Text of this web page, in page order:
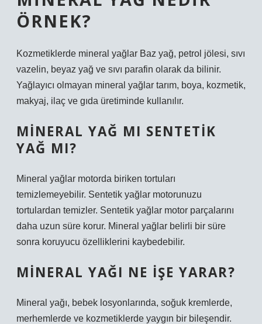
ÖRNEK?
Kozmetiklerde mineral yağlar Baz yağ, petrol jölesi, sıvı
vazelin, beyaz yağ ve sıvı parafin olarak da bilinir.
Yağlayıcı olmayan mineral yağlar tarım, boya, kozmetik,
makyaj, ilaç ve gıda üretiminde kullanılır.
MINERAL YAĞ MI SENTETIK
YAĞ MI?
Mineral yağlar motorda biriken tortuları
temizlemeyebilir. Sentetik yağlar motorunuzu
tortulardan temizler. Sentetik yağlar motor parçalarını
daha uzun süre korur. Mineral yağlar belirli bir süre
sonra koruyucu özelliklerini kaybedebilir.
MINERAL YAĞI NE IŞE YARAR?
Mineral yağı, bebek losyonlarında, soğuk kremlerde,
merhemlerde ve kozmetiklerde yaygın bir bileşendir.